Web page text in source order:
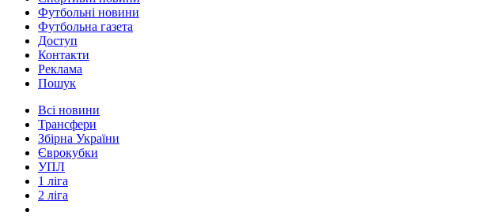
Футбольні новини
Футбольна газета
Доступ
Контакти
Реклама
Пошук
Всі новини
Трансфери
Збірна України
Єврокубки
УПЛ
1 ліга
2 ліга